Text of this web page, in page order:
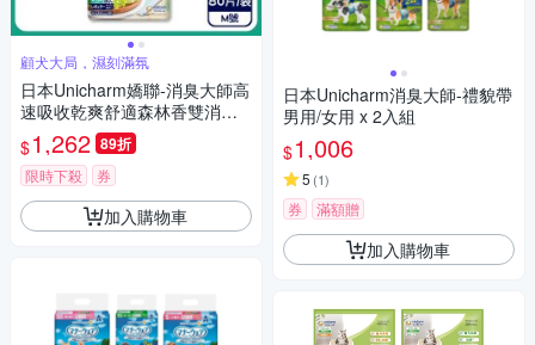
顧犬大局，濕刻滿氛
日本Unicharm嬌聯-消臭大師高
速吸收乾爽舒適森林香雙消臭
狗尿墊1袋(植萃芳香除味寵物
尿布墊,防外漏髒腳犬用廁所,柔
和色調定點訓練隔尿墊)
$1,262 89折
限時下殺 券
加入購物車
日本Unicharm消臭大師-禮貌帶
男用/女用 x 2入組
$1,006
5 (1)
券 滿額贈
加入購物車